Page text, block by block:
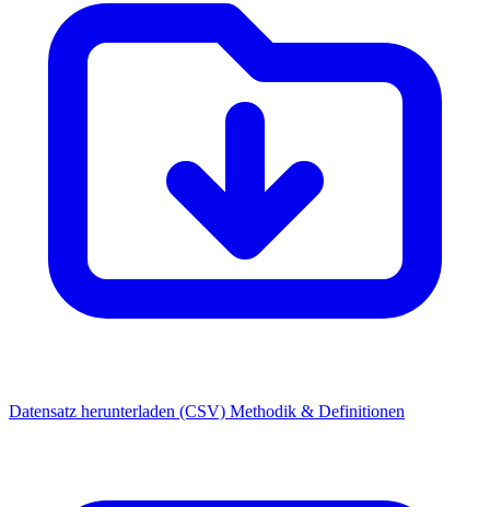
Datensatz herunterladen (CSV) Methodik & Definitionen